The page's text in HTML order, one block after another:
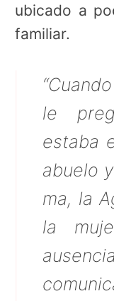
ubicado a
familiar.
le
estaba
abuelo
ma, la
la